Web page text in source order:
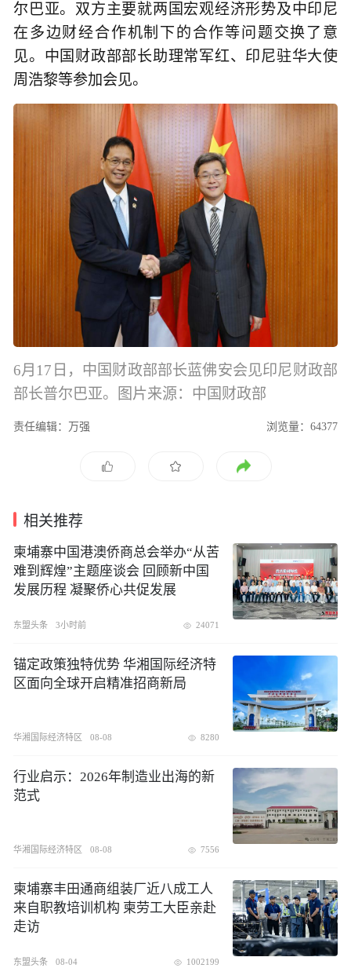
尔巴亚。双方主要就两国宏观经济形势及中印尼
在多边财经合作机制下的合作等问题交换了意
见。中国财政部部长助理常军红、印尼驻华大使
周浩黎等参加会见。
6月17日，中国财政部部长蓝佛安会见印尼财政部
部长普尔巴亚。图片来源：中国财政部
责任编辑：万强 浏览量：64377
相关推荐
柬埔寨中国港澳侨商总会举办“从苦
难到辉煌”主题座谈会 回顾新中国
发展历程 凝聚侨心共促发展
东盟头条 3小时前 24071
锚定政策独特优势 华湘国际经济特
区面向全球开启精准招商新局
华湘国际经济特区 08-08 8280
行业启示：2026年制造业出海的新
范式
华湘国际经济特区 08-08 7556
柬埔寨丰田通商组装厂近八成工人
来自职教培训机构 柬劳工大臣亲赴
走访
东盟头条 08-04 1002199